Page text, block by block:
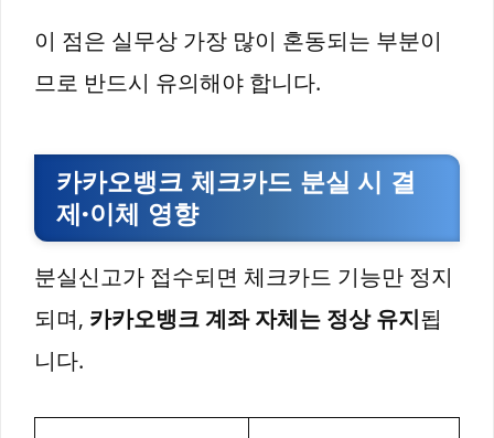
이 점은 실무상 가장 많이 혼동되는 부분이
므로 반드시 유의해야 합니다.
카카오뱅크 체크카드 분실 시 결
제·이체 영향
분실신고가 접수되면 체크카드 기능만 정지
되며, 카카오뱅크 계좌 자체는 정상 유지됩
니다.